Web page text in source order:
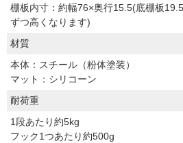
棚板内寸：約幅76×奥行15.5(底棚板
ずつ高くなります)
材質
本体：スチール（粉体塗装）
マット：シリコーン
耐荷重
1段あたり約5kg
フック1つあたり約500g